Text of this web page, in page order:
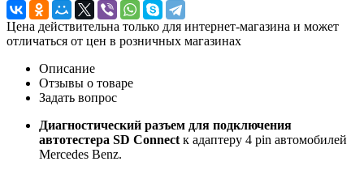
Цена действительна только для интернет-магазина и может
отличаться от цен в розничных магазинах
Описание
Отзывы о товаре
Задать вопрос
Диагностический разъем для подключения
автотестера SD Connect к адаптеру 4 pin автомобилей
Mercedes Benz.